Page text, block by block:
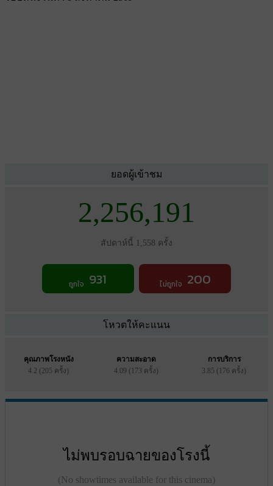
ยอดผู้เข้าชม
2,256,191
สัปดาห์นี้ 1,558 ครั้ง
ถูกใจ 931 ไม่ถูกใจ 200
โหวตให้คะแนน
คุณภาพโรงหนัง
4.2 (205 ครั้ง)
ความสะอาด
4.09 (173 ครั้ง)
การบริการ
3.85 (176 ครั้ง)
ไม่พบรอบฉายของโรงนี้
(No showtimes available for this cinema)